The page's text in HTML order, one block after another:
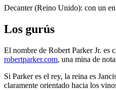
Decanter (Reino Unido): con un
Los gurús
El nombre de Robert Parker Jr. es
robertparker.com, una mina de
Si Parker es el rey, la reina es
claramente orientado hacia los